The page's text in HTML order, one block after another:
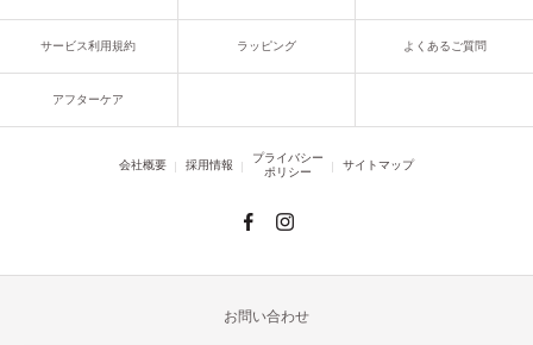
サービス利用規約 ラッピング よくあるご質問
アフターケア
会社概要 採用情報
プライバシー
ポリシー
サイトマップ
お問い合わせ